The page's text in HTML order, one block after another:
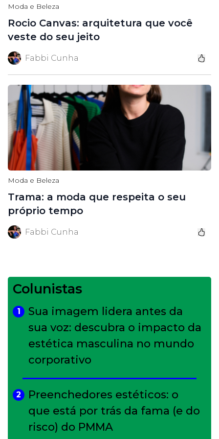
Moda e Beleza
Rocio Canvas: arquitetura que você
veste do seu jeito
Fabbi Cunha
Moda e Beleza
Trama: a moda que respeita o seu
próprio tempo
Fabbi Cunha
Colunistas
1
Sua imagem lidera antes da
sua voz: descubra o impacto da
estética masculina no mundo
corporativo
2
Preenchedores estéticos: o
que está por trás da fama (e do
risco) do PMMA